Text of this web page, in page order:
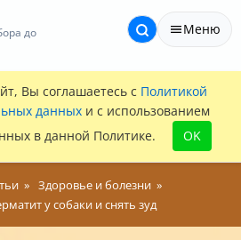
до
Меню
Вы соглашаетесь с Политикой
данных и с использованием
в данной Политике.
OK
Здоровье и болезни
у собаки и снять зуд